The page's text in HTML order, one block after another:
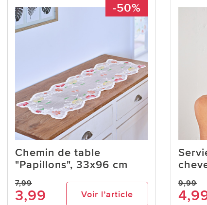
-50%
Chemin de table
"Papillons", 33x96 cm
7,99
3,99 Voir l’article
9,99